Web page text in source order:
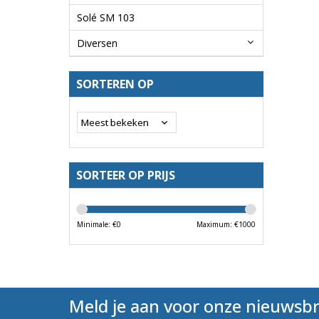
Solé SM 103
Diversen
SORTEREN OP
SORTEER OP PRIJS
Minimale: €0 Maximum: €1000
Meld je aan voor onze